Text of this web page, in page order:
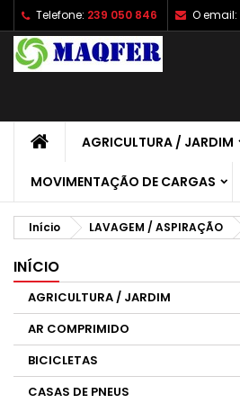
Telefone: 239 050 846 O email:
AGRICULTURA / JARDIM
MOVIMENTAÇÃO DE CARGAS
Início LAVAGEM / ASPIRAÇÃO
INÍCIO
AGRICULTURA / JARDIM
AR COMPRIMIDO
BICICLETAS
CASAS DE PNEUS